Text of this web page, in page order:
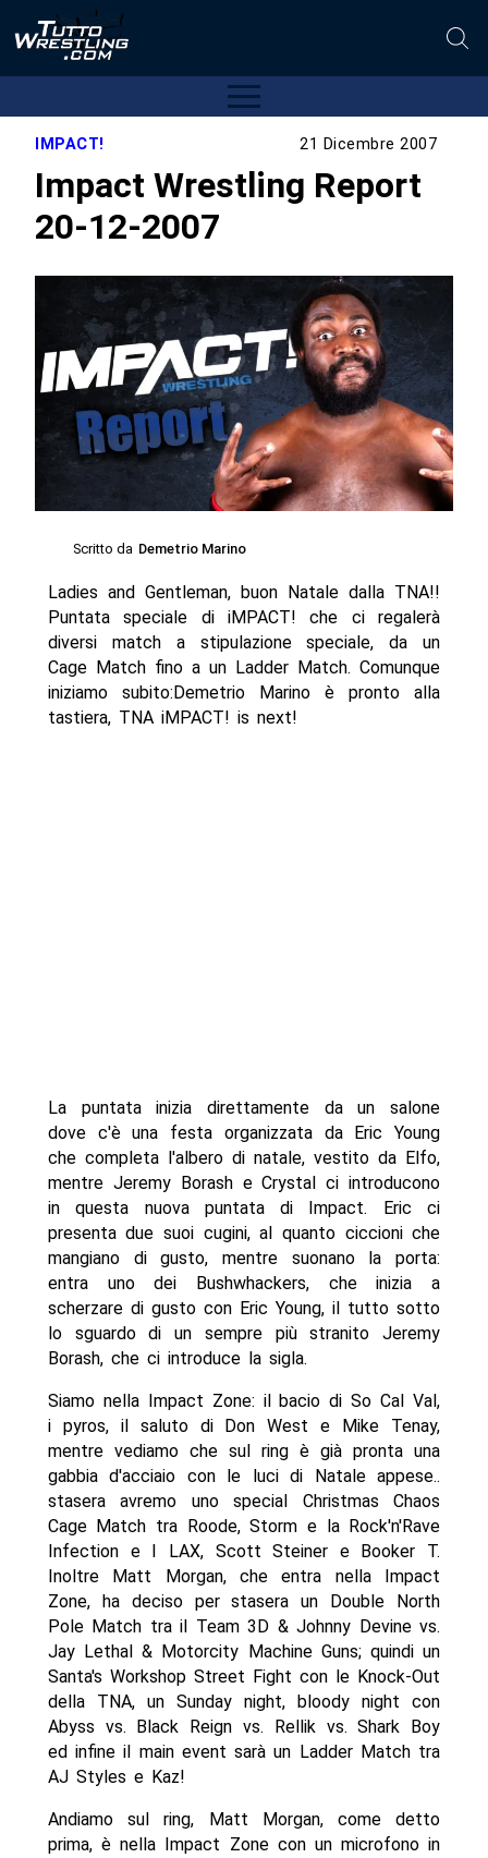
IMPACT! 21 Dicembre 2007
Impact Wrestling Report
20-12-2007
Scritto da Demetrio Marino
Ladies and Gentleman, buon Natale dalla TNA!!
Puntata speciale di iMPACT! che ci regalerà
diversi match a stipulazione speciale, da un
Cage Match fino a un Ladder Match. Comunque
iniziamo subito:Demetrio Marino è pronto alla
tastiera, TNA iMPACT! is next!
La puntata inizia direttamente da un salone
dove c'è una festa organizzata da Eric Young
che completa l'albero di natale, vestito da Elfo,
mentre Jeremy Borash e Crystal ci introducono
in questa nuova puntata di Impact. Eric ci
presenta due suoi cugini, al quanto ciccioni che
mangiano di gusto, mentre suonano la porta:
entra uno dei Bushwhackers, che inizia a
scherzare di gusto con Eric Young, il tutto sotto
lo sguardo di un sempre più stranito Jeremy
Borash, che ci introduce la sigla.
Siamo nella Impact Zone: il bacio di So Cal Val,
i pyros, il saluto di Don West e Mike Tenay,
mentre vediamo che sul ring è già pronta una
gabbia d'acciaio con le luci di Natale appese..
stasera avremo uno special Christmas Chaos
Cage Match tra Roode, Storm e la Rock'n'Rave
Infection e I LAX, Scott Steiner e Booker T.
Inoltre Matt Morgan, che entra nella Impact
Zone, ha deciso per stasera un Double North
Pole Match tra il Team 3D & Johnny Devine vs.
Jay Lethal & Motorcity Machine Guns; quindi un
Santa's Workshop Street Fight con le Knock-Out
della TNA, un Sunday night, bloody night con
Abyss vs. Black Reign vs. Rellik vs. Shark Boy
ed infine il main event sarà un Ladder Match tra
AJ Styles e Kaz!
Andiamo sul ring, Matt Morgan, come detto
prima, è nella Impact Zone con un microfono in